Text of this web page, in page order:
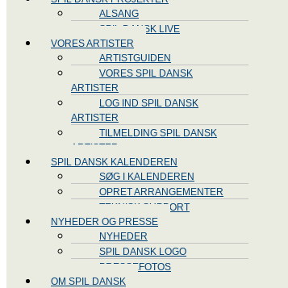
ALSANG
SPIL DANSK LIVE
VORES ARTISTER
ARTISTGUIDEN
VORES SPIL DANSK
ARTISTER
LOG IND SPIL DANSK
ARTISTER
TILMELDING SPIL DANSK
ARTISTER
SPIL DANSK KALENDEREN
SØG I KALENDEREN
OPRET ARRANGEMENTER
TEKNISK SUPPORT
NYHEDER OG PRESSE
NYHEDER
SPIL DANSK LOGO
PRESSEFOTOS
OM SPIL DANSK